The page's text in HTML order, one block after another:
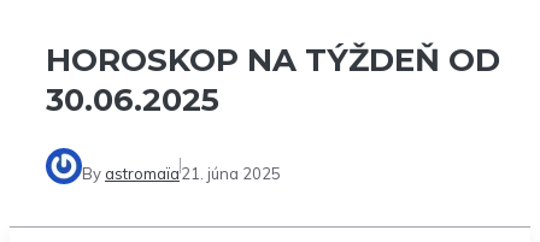
HOROSKOP NA TÝŽDEŇ OD
30.06.2025
By astromaïa21. júna 2025